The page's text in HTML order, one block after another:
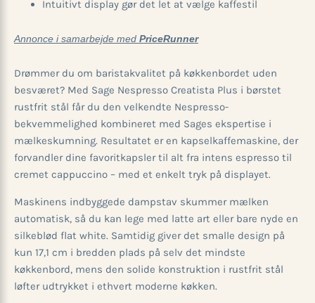
Intuitivt display gør det let at vælge kaffestil
Annonce i samarbejde med PriceRunner
Drømmer du om baristakvalitet på køkkenbordet uden
besværet? Med Sage Nespresso Creatista Plus i børstet
rustfrit stål får du den velkendte Nespresso-
bekvemmelighed kombineret med Sages ekspertise i
mælkeskumning. Resultatet er en kapselkaffemaskine, der
forvandler dine favoritkapsler til alt fra intens espresso til
cremet cappuccino – med et enkelt tryk på displayet.
Maskinens indbyggede dampstav skummer mælken
automatisk, så du kan lege med latte art eller bare nyde en
silkeblød flat white. Samtidig giver det smalle design på
kun 17,1 cm i bredden plads på selv det mindste
køkkenbord, mens den solide konstruktion i rustfrit stål
løfter udtrykket i ethvert moderne køkken.